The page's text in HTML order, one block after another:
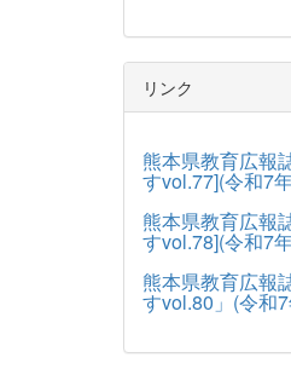
リンク
熊本県教育広報
すvol.77](令和7
熊本県教育広報
すvol.78](令和7
熊本県教育広報
すvol.80」(令和7